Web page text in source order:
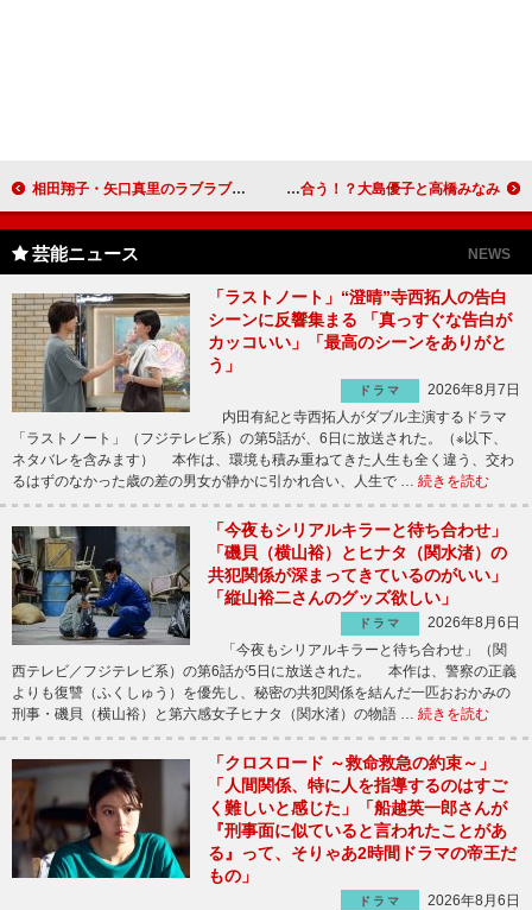
相田翔子・矢口真里のラブラブ結婚生活に、響「結婚したい！」 休業宣言の後藤真希に「幸せになって」と矢口がエール ＡＫＢ４８の新ゲームは、メンバーが水着で誘惑！ 小嶋陽菜を取り合う！？大島優子と高橋みなみ
芸能ニュース NEWS
「ラストノート」“澄晴”寺西拓人の告白
シーンに反響集まる 「真っすぐな告白が
カッコいい」「最高のシーンをありがと
う」
ドラマ
2026年8月7日
内田有紀と寺西拓人がダブル主演するドラマ
「ラストノート」（フジテレビ系）の第5話が、6日に放送された。（※以下、
ネタバレを含みます） 本作は、環境も積み重ねてきた人生も全く違う、交わ
るはずのなかった歳の差の男女が静かに引かれ合い、人生で … 続きを読む
「今夜もシリアルキラーと待ち合わせ」
「磯貝（横山裕）とヒナタ（関水渚）の
共犯関係が深まってきているのがいい」
「縦山裕二さんのグッズ欲しい」
ドラマ
2026年8月6日
「今夜もシリアルキラーと待ち合わせ」（関
西テレビ／フジテレビ系）の第6話が5日に放送された。 本作は、警察の正義
よりも復讐（ふくしゅう）を優先し、秘密の共犯関係を結んだ一匹おおかみの
刑事・磯貝（横山裕）と第六感女子ヒナタ（関水渚）の物語 … 続きを読む
「クロスロード ～救命救急の約束～」
「人間関係、特に人を指導するのはすご
く難しいと感じた」「船越英一郎さんが
『刑事面に似ていると言われたことがあ
る』って、そりゃあ2時間ドラマの帝王だ
もの」
ドラマ
2026年8月6日